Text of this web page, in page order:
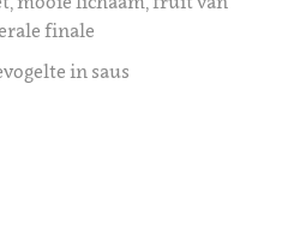
finale
in saus